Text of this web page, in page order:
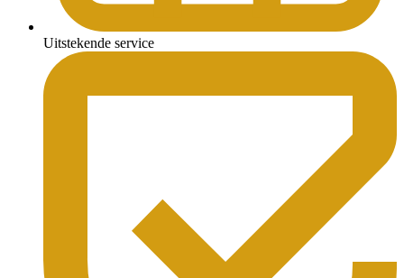
Uitstekende service